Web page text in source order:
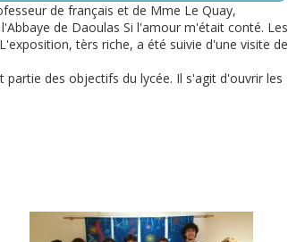
de français et de Mme Le Quay,
de Daoulas Si l'amour m'était conté. Les
tèrs riche, a été suivie d'une visite de
des objectifs du lycée. Il s'agit d'ouvrir les